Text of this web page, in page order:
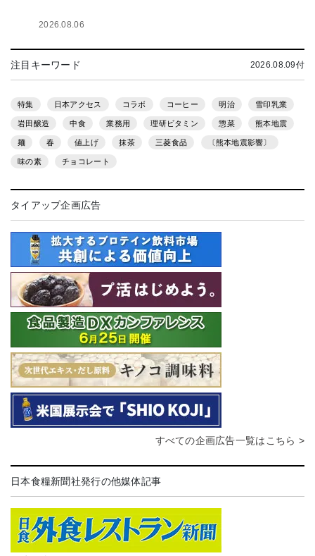
2026.08.06
注目キーワード 2026.08.09付
特集 日本アクセス コラボ コーヒー 明治 雪印乳業
岩田醸造 中食 業務用 理研ビタミン 惣菜 熊本地震
麺 春 値上げ 抹茶 三菱食品 〔熊本地震影響〕
味の素 チョコレート
タイアップ企画広告
すべての企画広告一覧はこちら >
日本食糧新聞社発行の他媒体記事